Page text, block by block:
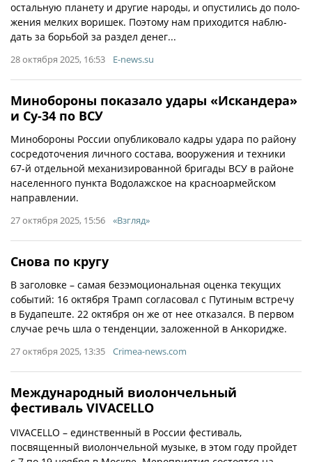
осталь­ную пла­не­ту и дру­гие наро­ды, и опу­сти­лись до поло­
же­ния мел­ких вори­шек. Поэто­му нам при­хо­дит­ся наблю­
дать за борь­бой за раз­дел денег...
28 октября 2025, 16:53 E-news.su
Минобороны показало удары «Искандера»
и Су-34 по ВСУ
Минобороны России опубликовало кадры удара по району
сосредоточения личного состава, вооружения и техники
67-й отдельной механизированной бригады ВСУ в районе
населенного пункта Водолажское на красноармейском
направлении.
27 октября 2025, 15:56 «Взгляд»
Снова по кругу
В заголовке – самая безэмоциональная оценка текущих
событий: 16 октября Трамп согласовал с Путиным встречу
в Будапеште. 22 октября он же от нее отказался. В первом
случае речь шла о тенденции, заложенной в Анкоридже.
27 октября 2025, 13:35 Crimea-news.com
Международный виолончельный
фестиваль VIVACELLO
VIVACELLO – единственный в России фестиваль,
посвященный виолончельной музыке, в этом году пройдет